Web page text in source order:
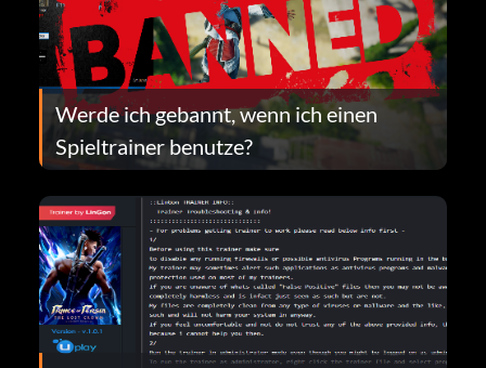
Werde ich gebannt, wenn ich einen
Spieltrainer benutze?